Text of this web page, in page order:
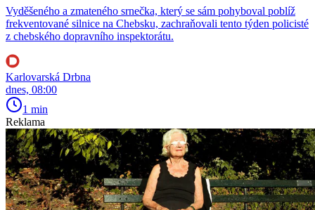
Vyděšeného a zmateného srnečka, který se sám pohyboval poblíž
frekventované silnice na Chebsku, zachraňovali tento týden policisté
z chebského dopravního inspektorátu.
Karlovarská Drbna
dnes, 08:00
1 min
Reklama